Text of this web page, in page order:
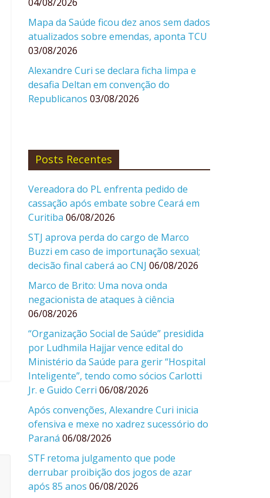
04/08/2026
Mapa da Saúde ficou dez anos sem dados
atualizados sobre emendas, aponta TCU
03/08/2026
Alexandre Curi se declara ficha limpa e
desafia Deltan em convenção do
Republicanos 03/08/2026
Posts Recentes
Vereadora do PL enfrenta pedido de
cassação após embate sobre Ceará em
Curitiba 06/08/2026
STJ aprova perda do cargo de Marco
Buzzi em caso de importunação sexual;
decisão final caberá ao CNJ 06/08/2026
Marco de Brito: Uma nova onda
negacionista de ataques à ciência
06/08/2026
“Organização Social de Saúde” presidida
por Ludhmila Hajjar vence edital do
Ministério da Saúde para gerir “Hospital
Inteligente”, tendo como sócios Carlotti
Jr. e Guido Cerri 06/08/2026
Após convenções, Alexandre Curi inicia
ofensiva e mexe no xadrez sucessório do
Paraná 06/08/2026
STF retoma julgamento que pode
derrubar proibição dos jogos de azar
após 85 anos 06/08/2026